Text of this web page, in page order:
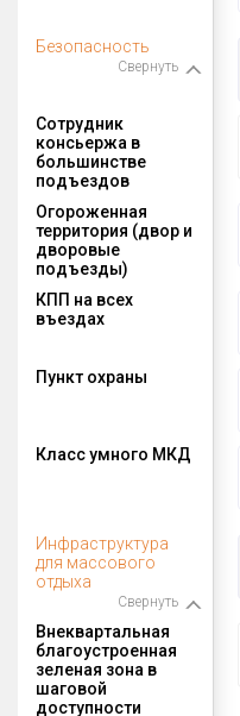
Безопасность
Свернуть
Сотрудник
консьержа в
большинстве
подъездов
Огороженная
территория (двор и
дворовые
подъезды)
КПП на всех
въездах
Пункт охраны
Класс умного МКД
Инфраструктура
для массового
отдыха
Свернуть
Внеквартальная
благоустроенная
зеленая зона в
шаговой
доступности